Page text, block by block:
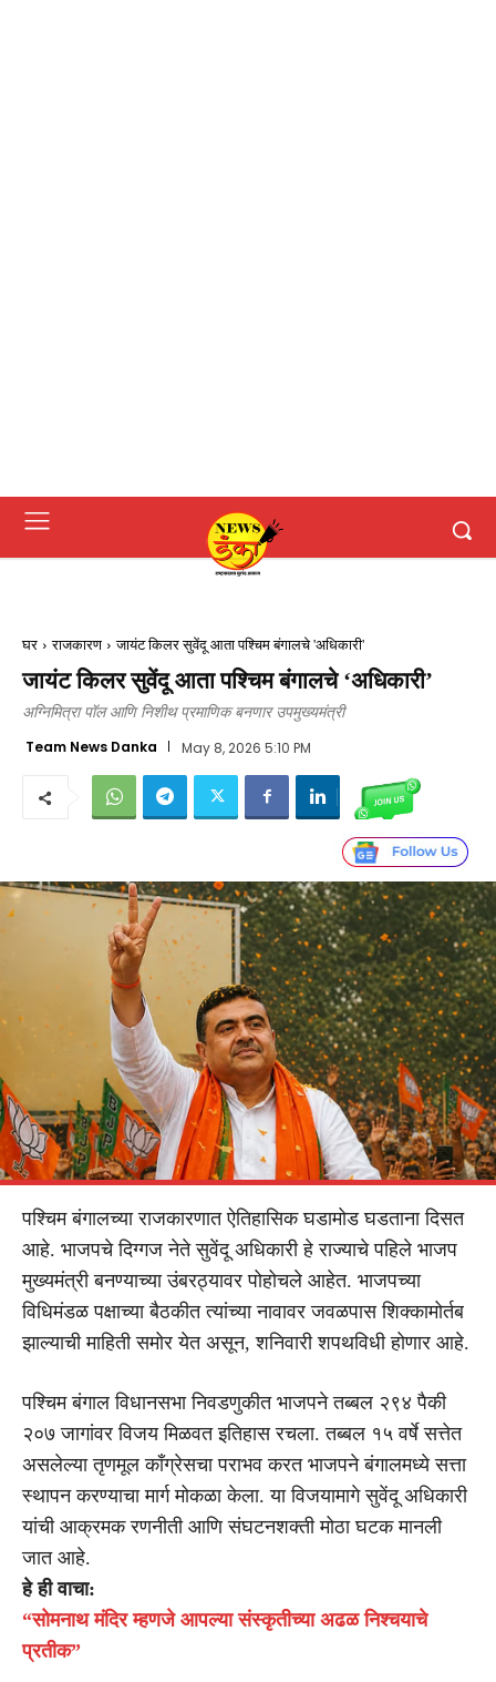
घर राजकारण जायंट किलर सुवेंदू आता पश्चिम बंगालचे 'अधिकारी'
जायंट किलर सुवेंदू आता पश्चिम बंगालचे ‘अधिकारी’
अग्निमित्रा पॉल आणि निशीथ प्रमाणिक बनणार उपमुख्यमंत्री
Team News Danka May 8, 2026 5:10 PM
पश्चिम बंगालच्या राजकारणात ऐतिहासिक घडामोड घडताना दिसत
आहे. भाजपचे दिग्गज नेते सुवेंदू अधिकारी हे राज्याचे पहिले भाजप
मुख्यमंत्री बनण्याच्या उंबरठ्यावर पोहोचले आहेत. भाजपच्या
विधिमंडळ पक्षाच्या बैठकीत त्यांच्या नावावर जवळपास शिक्कामोर्तब
झाल्याची माहिती समोर येत असून, शनिवारी शपथविधी होणार आहे.
पश्चिम बंगाल विधानसभा निवडणुकीत भाजपने तब्बल २९४ पैकी
२०७ जागांवर विजय मिळवत इतिहास रचला. तब्बल १५ वर्षे सत्तेत
असलेल्या तृणमूल काँग्रेसचा पराभव करत भाजपने बंगालमध्ये सत्ता
स्थापन करण्याचा मार्ग मोकळा केला. या विजयामागे सुवेंदू अधिकारी
यांची आक्रमक रणनीती आणि संघटनशक्ती मोठा घटक मानली
जात आहे.
हे ही वाचा:
“सोमनाथ मंदिर म्हणजे आपल्या संस्कृतीच्या अढळ निश्चयाचे
प्रतीक”